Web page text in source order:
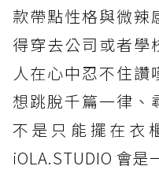
款帶點性格與微辣
得穿去公司或者學
人在心中忍不住讚
想跳脫千篇一律、
不是只能擺在衣
iOLA.STUDIO 會是